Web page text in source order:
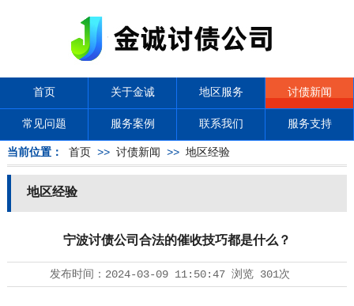
首页 关于金诚 地区服务 讨债新闻
常见问题 服务案例 联系我们 服务支持
当前位置： 首页 >> 讨债新闻 >> 地区经验
地区经验
宁波讨债公司合法的催收技巧都是什么？
发布时间： 2024-03-09 11:50:47浏览 301次